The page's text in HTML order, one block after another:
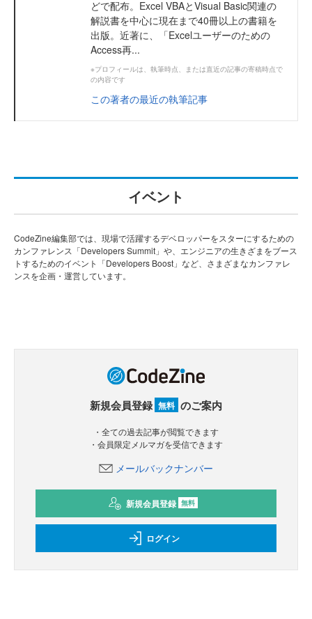
どで配布。Excel VBAとVisual Basic関連の
解説書を中心に現在まで40冊以上の書籍を
出版。近著に、「Excelユーザーのための
Access再...
※プロフィールは、執筆時点、または直近の記事の寄稿時点で
の内容です
この著者の最近の執筆記事
イベント
CodeZine編集部では、現場で活躍するデベロッパーをスターにするための
カンファレンス「Developers Summit」や、エンジニアの生きざまをブース
トするためのイベント「Developers Boost」など、さまざまなカンファレ
ンスを企画・運営しています。
新規会員登録 無料